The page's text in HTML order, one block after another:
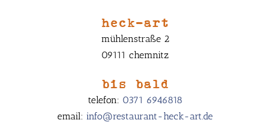
heck-art
mühlenstraße 2
09111 chemnitz
bis bald
telefon: 0371 6946818
email: info@restaurant-heck-art.de